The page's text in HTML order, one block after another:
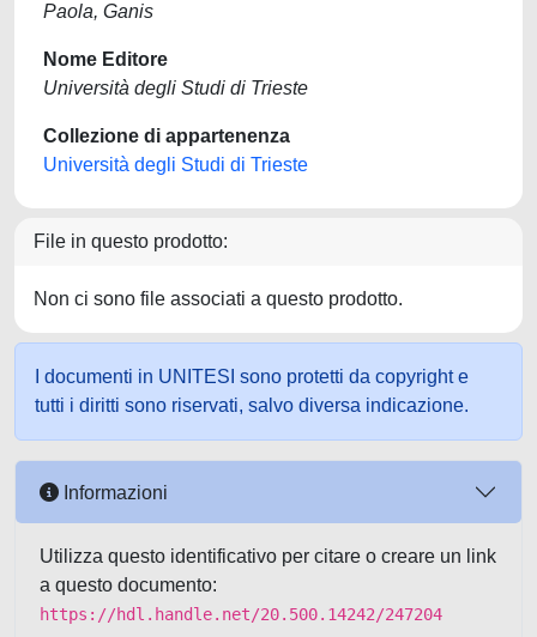
Paola, Ganis
Nome Editore
Università degli Studi di Trieste
Collezione di appartenenza
Università degli Studi di Trieste
File in questo prodotto:
Non ci sono file associati a questo prodotto.
I documenti in UNITESI sono protetti da copyright e
tutti i diritti sono riservati, salvo diversa indicazione.
Informazioni
Utilizza questo identificativo per citare o creare un link
a questo documento:
https://hdl.handle.net/20.500.14242/247204